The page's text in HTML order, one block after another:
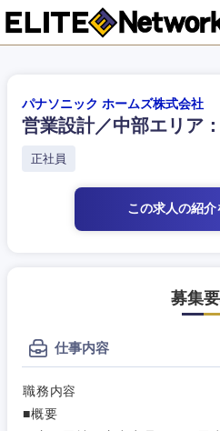
パナソニック ホームズ株式会社
営業設計／中部エリア
正社員
この求人の紹介
募集
仕事内容
職務内容
■概要